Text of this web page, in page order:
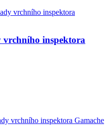
vrchního inspektora